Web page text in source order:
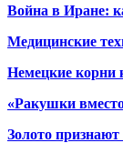
Война в Иране:
Медицинские
Немецкие корни
«Ракушки
Золото